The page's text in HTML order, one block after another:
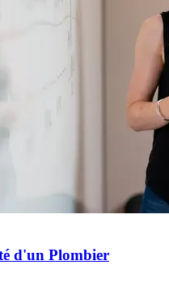
d'un Plombier